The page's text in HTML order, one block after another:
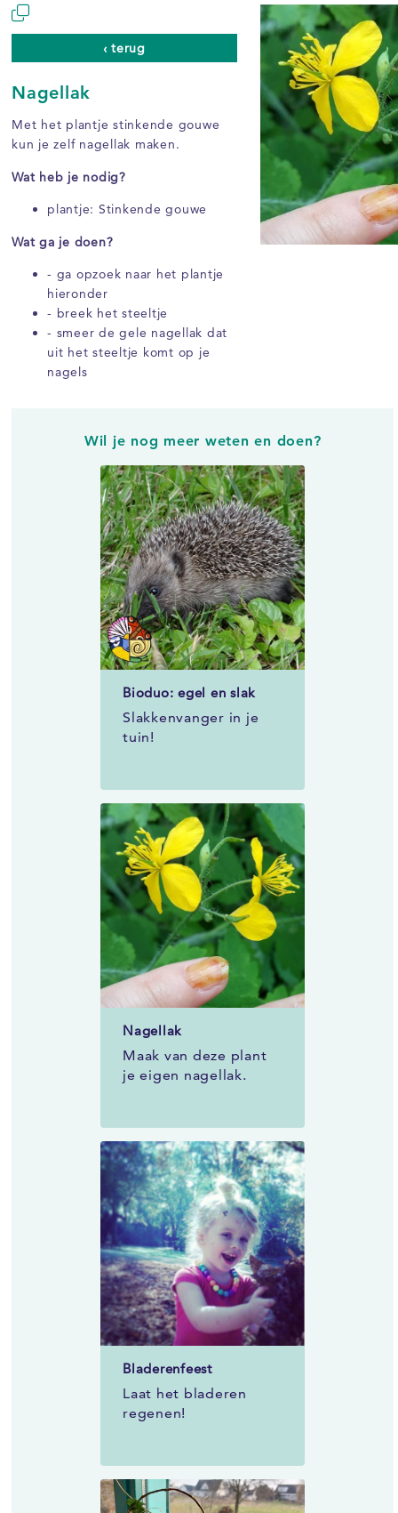
‹ terug
Nagellak
Met het plantje stinkende gouwe
kun je zelf nagellak maken.
Wat heb je nodig?
plantje: Stinkende gouwe
Wat ga je doen?
- ga opzoek naar het plantje
hieronder
- breek het steeltje
- smeer de gele nagellak dat
uit het steeltje komt op je
nagels
Wil je nog meer weten en doen?
Bioduo: egel en slak
Slakkenvanger in je
tuin!
Nagellak
Maak van deze plant
je eigen nagellak.
Bladerenfeest
Laat het bladeren
regenen!